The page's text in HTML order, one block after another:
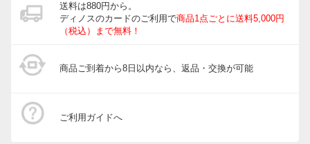
たが。一枚づつですが熱伝導が良く短時間でカラッと美
味しく揚がるようになりました。 付属の揚げ網とト
2022/02/18
送料は880円から。
ディノスのカードのご利用で商品1点ごとに送料5,000円
（税込）まで無料！
商品ご到着から8日以内なら、返品・交換が可能
ご利用ガイドへ